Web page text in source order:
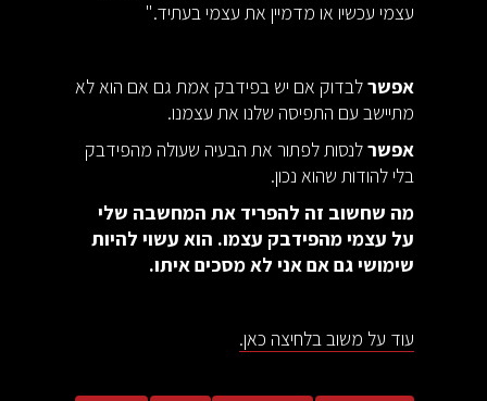
עצמי עכשיו או מדמיין את עצמי בעתיד."
אפשרלבדוק אם יש בפידבק אמת גם אם הוא לא
מתיישב עם התפיסה שלנו את עצמנו.
אפשרלנסות לפתור את הבעיה שעולה מהפידבק
בלי להודות שהוא נכון.
מה שחשוב זה להפריד את המחשבה שלי
על עצמי מהפידבק עצמו. הוא עשוי להיות
שימושי גם אם אני לא מסכים איתו.
עוד על משוב בלחיצה כאן.